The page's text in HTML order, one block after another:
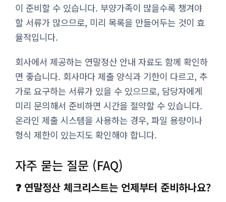
이 준비할 수 있습니다. 부양가족이 많을수록 챙겨야
할 서류가 많으므로, 미리 목록을 만들어두는 것이 효
율적입니다.
회사에서 제공하는 연말정산 안내 자료도 함께 확인하
면 좋습니다. 회사마다 제출 양식과 기한이 다르고, 추
가로 요구하는 서류가 있을 수 있으므로, 담당자에게
미리 문의해서 준비하면 시간을 절약할 수 있습니다.
온라인 제출 시스템을 사용하는 경우, 파일 용량이나
형식 제한이 있는지도 확인해야 합니다.
자주 묻는 질문 (FAQ)
❓ 연말정산 체크리스트는 언제부터 준비하나요?